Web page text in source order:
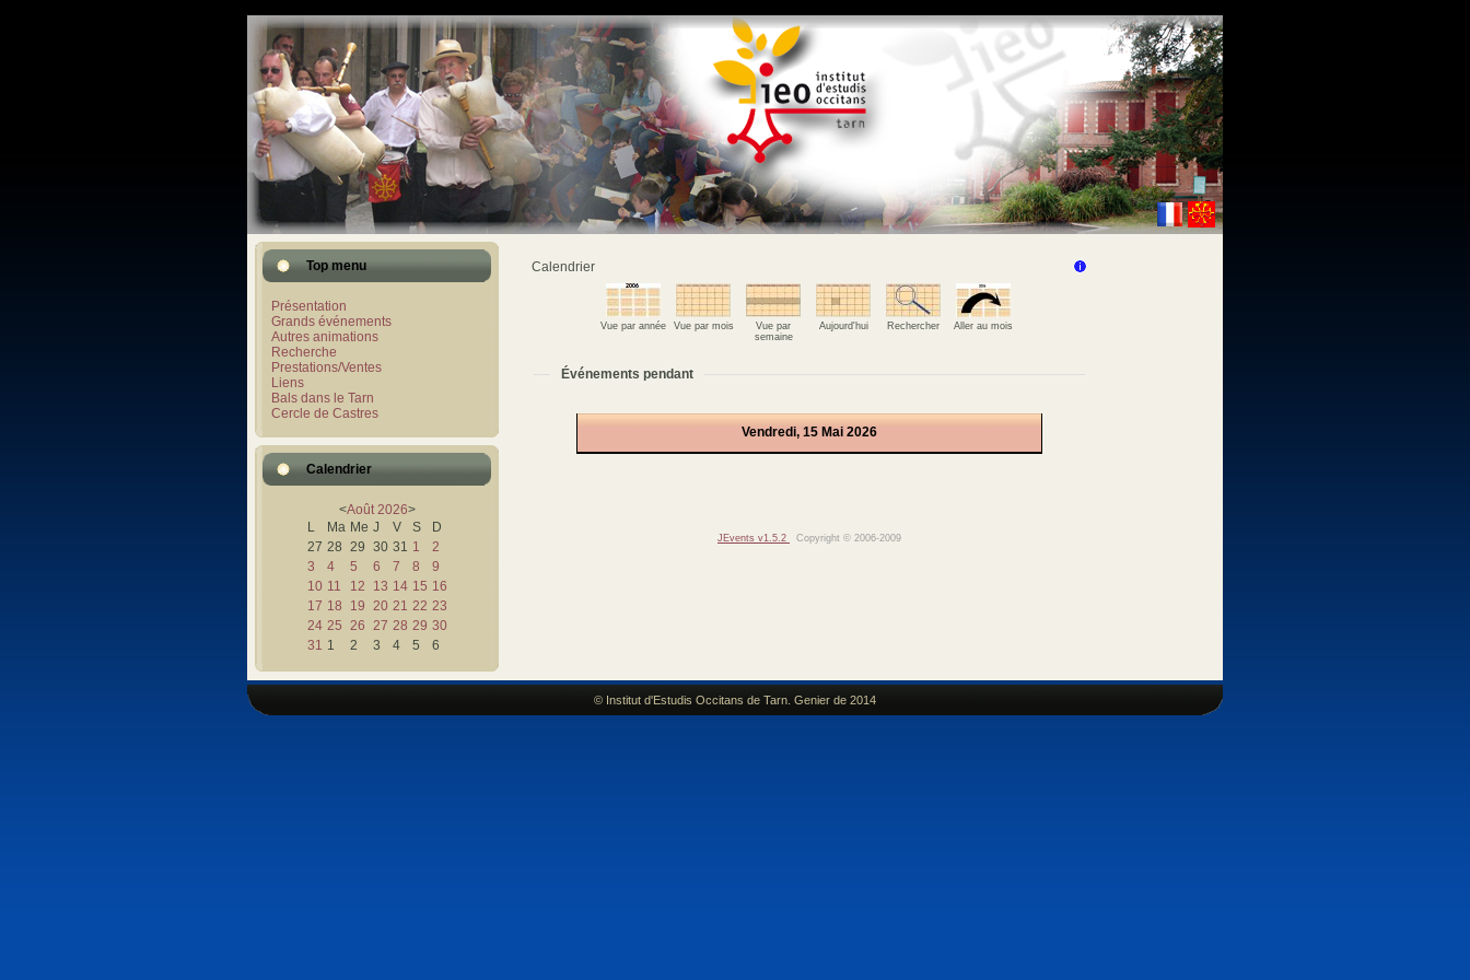
Top menu
Présentation
Grands événements
Autres animations
Recherche
Prestations/Ventes
Liens
Bals dans le Tarn
Cercle de Castres
Calendrier
<Août 2026>
L
Ma Me J V S
D
27 28 29 30 31 1
2
3
4 5 6 7 8
9
10 11 12 13 14 15 16
17 18 19 20 21 22 23
24 25 26 27 28 29 30
31 1 2 3 4 5 6
Calendrier
Vue par année Vue par mois
Vue par
semaine
Aujourd'hui Rechercher Aller au mois
Événements pendant
Vendredi, 15 Mai 2026
JEvents v1.5.2 Copyright © 2006-2009
© Institut d'Estudis Occitans de Tarn. Genier de 2014